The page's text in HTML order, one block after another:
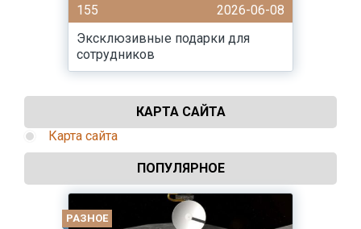
155
2026-06-08
Эксклюзивные подарки для
сотрудников
КАРТА САЙТА
Карта сайта
ПОПУЛЯРНОЕ
РАЗНОЕ